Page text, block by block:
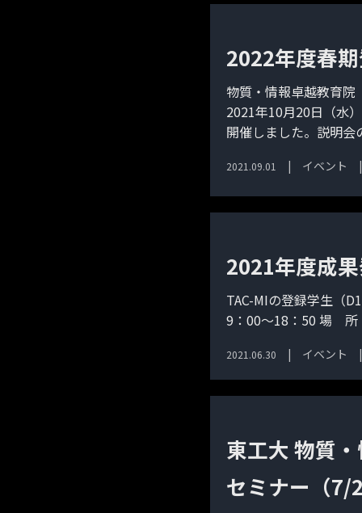
2022年度春
物質・情報卓越教育院
2021年10月20日（水
開催しました。説明
2021.09.01 イベント
2021年度成
TAC-MIの登録学生（
9：00～18：50 場 所
2021.06.30 イベント
東工大 物質
セミナー（7/